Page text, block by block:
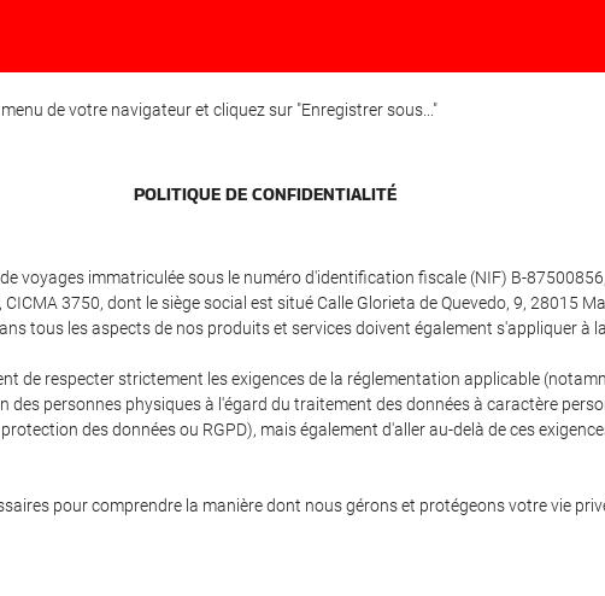
de votre navigateur et cliquez sur "Enregistrer sous..."
POLITIQUE DE CONFIDENTIALITÉ
de voyages immatriculée sous le numéro d'identification fiscale (NIF) B-
3750, dont le siège social est situé Calle Glorieta de Quevedo, 9, 28015
tous les aspects de nos produits et services doivent également s'appliquer à
de respecter strictement les exigences de la réglementation applicable
personnes physiques à l'égard du traitement des données à caractère
des données ou RGPD), mais également d'aller au-delà de ces
pour comprendre la manière dont nous gérons et protégeons votre vie